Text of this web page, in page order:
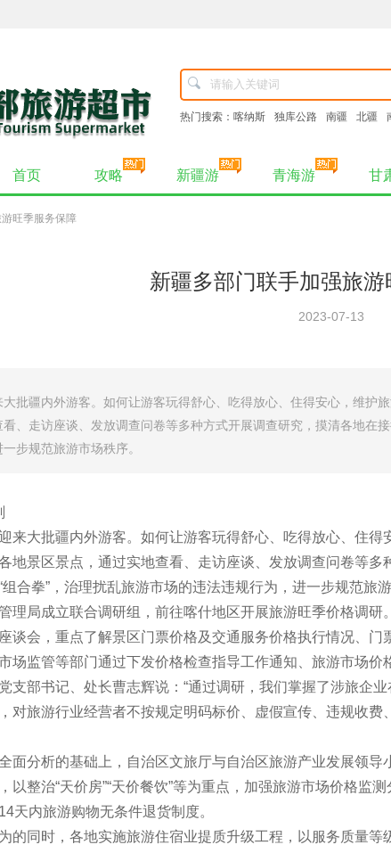
热门搜索： 喀纳斯 独库公路 南疆 北疆
首页 攻略 新疆游 青海游 甘
火车专列游
旺季服务保障
新疆多部门联手加强旅
2023-07-13
批疆内外游客。如何让游客玩得舒心、吃得放心、住得安心，维护
、走访座谈、发放调查问卷等多种方式开展调查研究，摸清各地在
步规范旅游市场秩序。
来大批疆内外游客。如何让游客玩得舒心、吃得放心、住
地景区景点，通过实地查看、走访座谈、发放调查问卷等
合拳”，治理扰乱旅游市场的违法违规行为，进一步规范旅游
理局成立联合调研组，前往喀什地区开展旅游旺季价格调
谈会，重点了解景区门票价格及交通服务价格执行情况、
场监管等部门通过下发价格检查指导工作通知、旅游市场价
支部书记、处长曹志辉说：“通过调研，我们掌握了涉旅企
对旅游行业经营者不按规定明码标价、虚假宣传、违规收
面分析的基础上，自治区文旅厅与自治区旅游产业发展领
以整治“天价房”“天价餐饮”等为重点，加强旅游市场价格
天内旅游购物无条件退货制度。
的同时，各地实施旅游住宿业提质升级工程，以服务质量